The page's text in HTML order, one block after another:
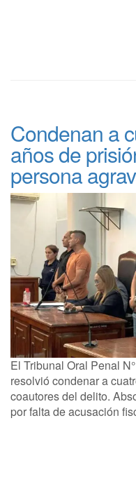
Condenan a
años de
persona
El Tribunal Oral Penal
resolvió condenar a
coautores del delito.
por falta de acusación